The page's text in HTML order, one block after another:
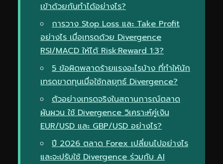
เข้าด้วยกันทำได้อย่างไร?
การวาง Stop Loss และ Take Profit
อย่างไร เมื่อเทรดด้วย Divergence
RSI/MACD ให้ได้ Risk:Reward 1:3?
5 ข้อผิดพลาดร้ายแรงอะไรบ้าง ที่ทำให้นัก
เทรดขาดทุนเมื่อใช้กลยุทธ์ Divergence?
ตัวอย่างเทรดจริงในสถานการณ์ตลาด
ผันผวน ใช้ Divergence วิเคราะห์คู่เงิน
EUR/USD และ GBP/USD อย่างไร?
ปี 2026 ตลาด Forex เปลี่ยนไปอย่างไร
และจะปรับใช้ Divergence ร่วมกับ AI